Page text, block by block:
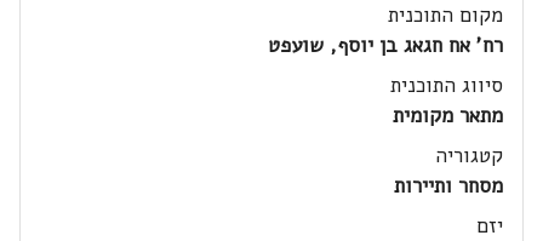
מקום התוכנית
רח' אח חגאג בן יוסף, שועפט
סיווג התוכנית
מתאר מקומית
קטגוריה
מסחר ותיירות
יזם